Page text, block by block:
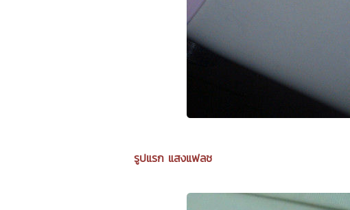
รูปแรก แสงแฟลช